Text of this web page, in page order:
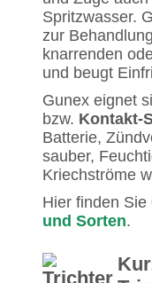
Spritzwasser.
zur
knarrenden
und beugt
Gunex eignet
bzw. Kontakt-
Batterie,
sauber,
Kriechströme
Hier finden Sie
und Sorten.